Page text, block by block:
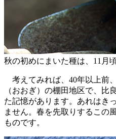
秋の初めにまいた種は、11月
考えてみれば、40年以上前
（おおぎ）の棚田地区で、比
た記憶があります。あれはき
ません。春を先取りするこの
ものです。